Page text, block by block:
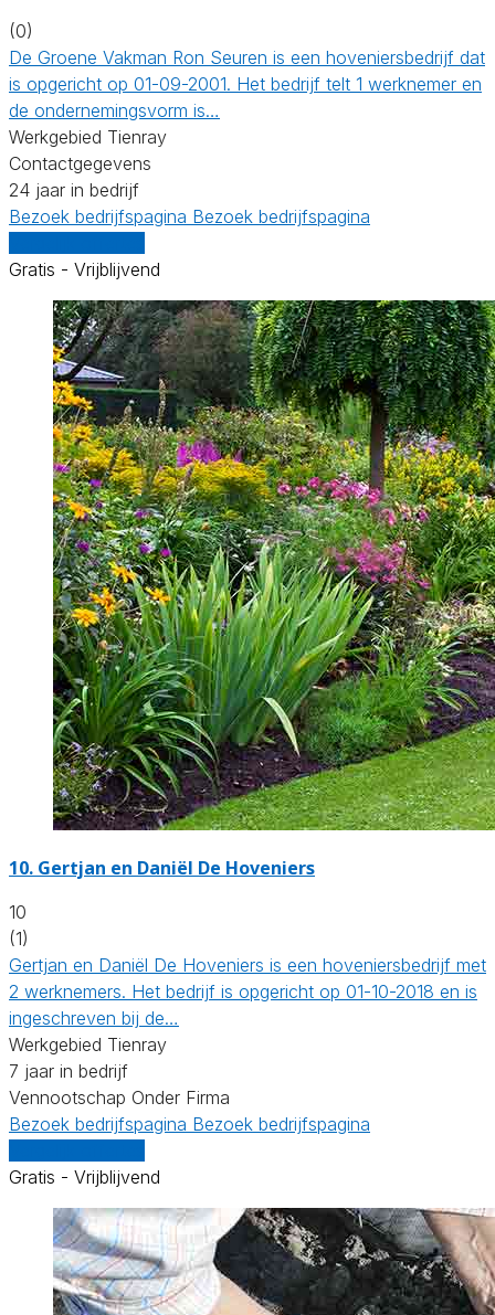
(0)
De Groene Vakman Ron Seuren is een hoveniersbedrijf dat
is opgericht op 01-09-2001. Het bedrijf telt 1 werknemer en
de ondernemingsvorm is…
Werkgebied Tienray
Contactgegevens
24 jaar in bedrijf
Bezoek bedrijfspagina Bezoek bedrijfspagina
Gratis - Vrijblijvend
10. Gertjan en Daniël De Hoveniers
10
(1)
Gertjan en Daniël De Hoveniers is een hoveniersbedrijf met
2 werknemers. Het bedrijf is opgericht op 01-10-2018 en is
ingeschreven bij de…
Werkgebied Tienray
7 jaar in bedrijf
Vennootschap Onder Firma
Bezoek bedrijfspagina Bezoek bedrijfspagina
Gratis - Vrijblijvend